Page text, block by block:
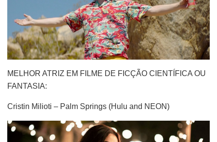
MELHOR ATRIZ EM FILME DE FICÇÃO CIENTÍFICA OU
FANTASIA:
Cristin Milioti – Palm Springs (Hulu and NEON)